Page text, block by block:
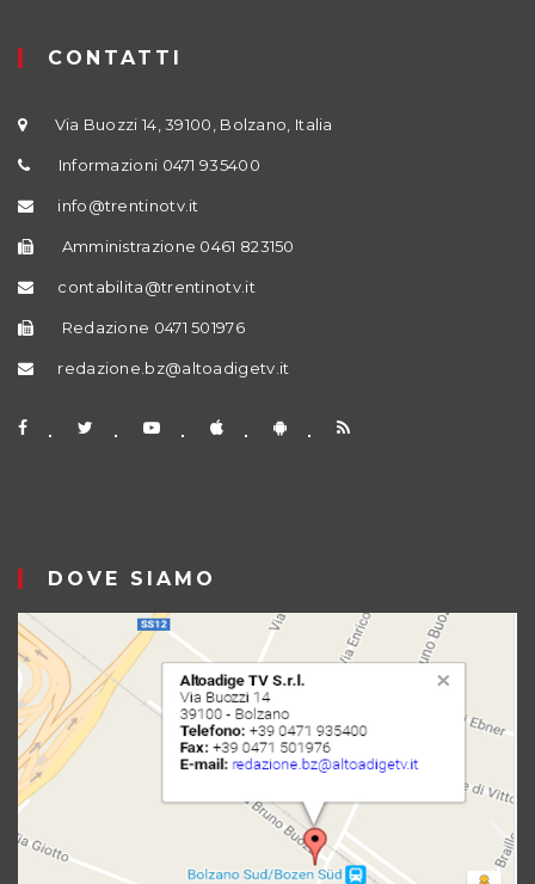
CONTATTI
Via Buozzi 14, 39100, Bolzano, Italia
Informazioni 0471 935400
info@trentinotv.it
Amministrazione 0461 823150
contabilita@trentinotv.it
Redazione 0471 501976
redazione.bz@altoadigetv.it
DOVE SIAMO